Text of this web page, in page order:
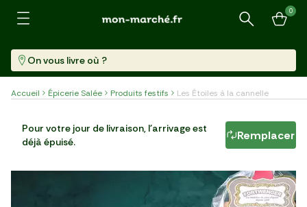
Recherche
0
On vous livre où ?
Accueil Épicerie Salée Produits festifs Les Étoiles à la cannelle
Paquet (200 G)
Pour votre jour de livraison, l'arrivage est
déjà épuisé.
Remplacer